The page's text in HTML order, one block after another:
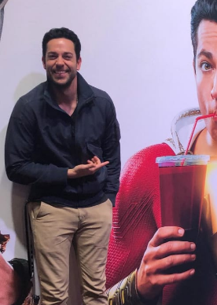
Pořady
TV Program
Sledujte prima+
Přihlášení
Sledujte nás